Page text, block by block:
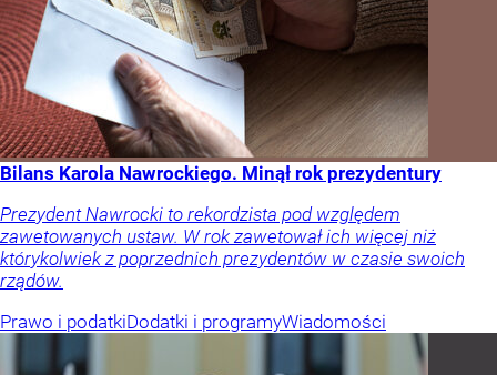
Bilans Karola Nawrockiego. Minął rok prezydentury
Prezydent Nawrocki to rekordzista pod względem
zawetowanych ustaw. W rok zawetował ich więcej niż
którykolwiek z poprzednich prezydentów w czasie swoich
rządów.
Prawo i podatkiDodatki i programyWiadomości